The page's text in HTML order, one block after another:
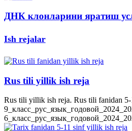
ДНК клонларини яратиш
Ish rejalar
Rus tili yillik ish reja
Rus tili yillik ish reja. Rus tili fanidan